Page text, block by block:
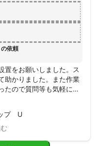
依頼
置をお願いしました。ス
助かりました。また作業
たので質問等も気軽にで
プ U